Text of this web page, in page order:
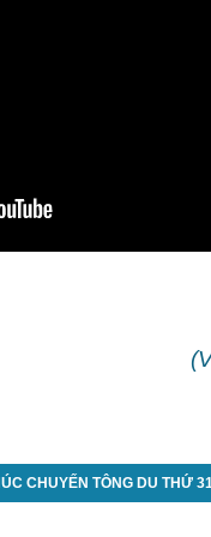
CHUYẾN TÔNG DU THỨ